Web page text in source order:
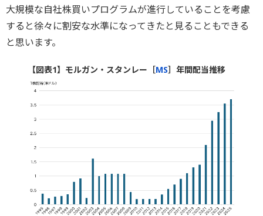
大規模な自社株買いプログラムが進行していることを考慮
すると徐々に割安な水準になってきたと見ることもできる
と思います。
【図表1】モルガン・スタンレー［MS］年間配当推移